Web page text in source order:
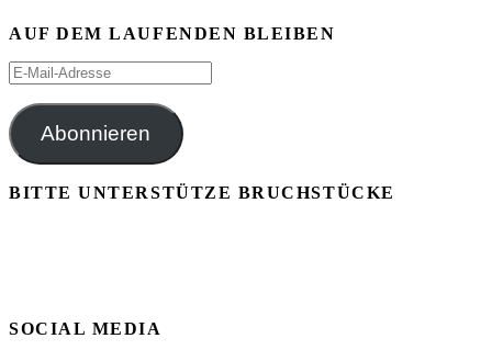
AUF DEM LAUFENDEN BLEIBEN
E-
Adresse
Abonnieren
BITTE UNTERSTÜTZE BRUCHSTÜCKE
SOCIAL MEDIA